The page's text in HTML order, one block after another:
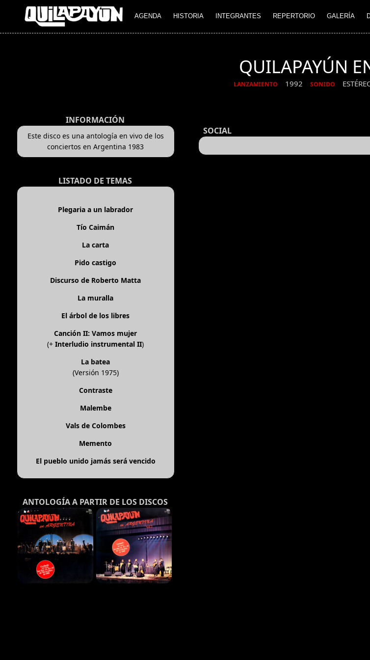
AGENDA HISTORIA INTEGRANTES REPERTORIO GALERÍA
QUILAPAYÚN
LANZAMIENTO 1992 SONIDO
INFORMACIÓN
Este disco es una antología en vivo de los
conciertos en Argentina 1983
LISTADO DE TEMAS
Plegaria a un labrador
Tío Caimán
La carta
Pido castigo
Discurso de Roberto Matta
La muralla
El árbol de los libres
Canción II: Vamos mujer
(+Interludio instrumental II)
La batea
(Versión 1975)
Contraste
Malembe
Vals de Colombes
Memento
El pueblo unido jamás será vencido
ANTOLOGÍA A PARTIR DE LOS DISCOS
SOCIAL